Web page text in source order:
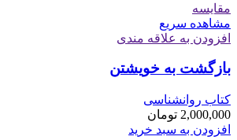
مقایسه
مشاهده سریع
افزودن به علاقه مندی
بازگشت به خویشتن
کتاب روانشناسی
2,000,000 تومان
افزودن به سبد خرید